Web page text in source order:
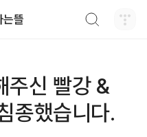
는뜰
주신 빨강 &
종했습니다.